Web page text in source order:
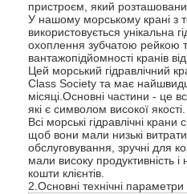
пристроєм, який
У нашому морському крані з
використовується унікальна
охоплення зубчатою рейкою
вантажопідйомності кранів
Цей морський гідравлічний
Class Society та має
місяці.Основні частини - це
які є символом високої якості.
Всі морські гідравлічні
щоб вони мали низькі
обслуговування, зручні для
мали високу продуктивність
кошти клієнтів.
2.Основні технічні параметри